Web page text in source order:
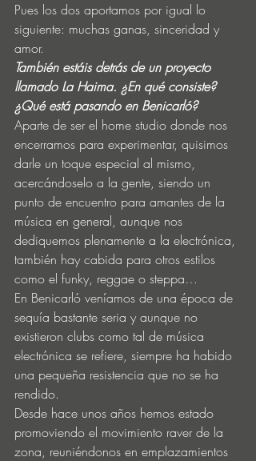
Pues los dos aportamos por igual lo
siguiente: muchas ganas, sinceridad y
amor.
También estáis detrás de un proyecto
llamado La Haima. ¿En qué consiste?
¿Qué está pasando en Benicarló?
Aparte de ser el home studio donde nos
encerramos para experimentar, quisimos
darle un toque especial al mismo,
acercándoselo a la gente, siendo un
punto de encuentro para amantes de la
música en general, aunque nos
dediquemos plenamente a la electrónica,
también hay cabida para otros estilos
como el funky, reggae o steppa…
En Benicarló veníamos de una época de
sequía bastante seria y aunque no
existieron clubs como tal de música
electrónica se refiere, siempre ha habido
una pequeña resistencia que no se ha
rendido.
Desde hace unos años hemos estado
promoviendo el movimiento raver de la
zona, reuniéndonos en emplazamientos